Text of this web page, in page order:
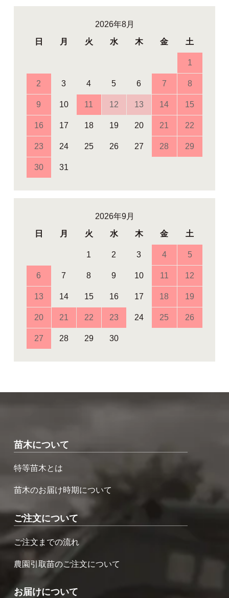
2026年8月
日
月 火 水 木 金 土
1
2 3 4 5 6 7 8
9 10 11 12 13 14 15
16 17 18 19 20 21 22
23 24 25 26 27 28 29
30 31
2026年9月
日
月 火 水 木 金 土
1 2 3 4 5
6 7 8 9 10 11 12
13 14 15 16 17 18 19
20 21 22 23 24 25 26
27 28 29 30
苗木について
特等苗木とは
苗木のお届け時期について
ご注文について
ご注文までの流れ
農園引取苗のご注文について
お届けについて